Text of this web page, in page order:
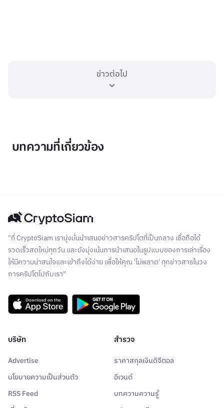
ข่าวต่อไป
บทความที่เกี่ยวข้อง
"ที่ CryptoSiam เรามุ่งมั่นนำเสนอข่าวสารคริปโตที่เป็นกลาง เชื่อถือได้
รวดเร็วสดใหม่ทุกวัน และยังมุ่งเน้นการนำเสนอในรูปแบบของการเล่าเรื่อง
ให้มีความน่าสนใจและเข้าถึงได้ง่าย เพื่อให้คุณ 'ไม่พลาด' ทุกข่าวสารในวง
การคริปโตไปกับเรา"
บริษัท
Advertise
นโยบายความเป็นส่วนตัว
RSS Feed
สำรวจ
ราคาสกุลเงินดิจิตอล
อีเวนต์
บทความความรู้